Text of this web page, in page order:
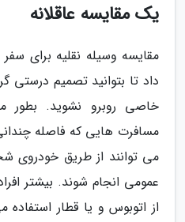
یک مقایسه عاقلانه
مقایسه وسیله نقلیه برای
داد تا بتوانید تصمیم
خاصی روبرو نشوید.
مسافرت هایی که فاصله
می توانند از طریق
عمومی انجام شوند. بیشتر
از اتوبوس و یا قطار استفاده